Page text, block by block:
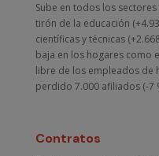
Sube en todos los
tirón de la educación
científicas y técnicas
baja en los hogares como
libre de los empleados de
perdido 7.000 afiliados (-7
Contratos